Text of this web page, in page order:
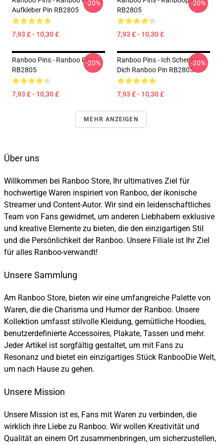
Aufkleber Pin RB2805
7,93 £ - 10,30 £
-20%
RB2805
7,93 £ - 10,30 £
-20%
Ranboo Pins - Ranboo Pin
RB2805
7,93 £ - 10,30 £
-20%
Ranboo Pins - Ich Schenke
Dich Ranboo Pin RB2805
7,93 £ - 10,30 £
-20%
MEHR ANZEIGEN
Über uns
Willkommen bei Ranboo Store, Ihr ultimatives Ziel für
hochwertige Waren inspiriert von Ranboo, der ikonische
Streamer und Content-Autor. Wir sind ein leidenschaftliches
Team von Fans gewidmet, um anderen Liebhabern exklusive
und kreative Elemente zu bieten, die den einzigartigen Stil
und die Persönlichkeit der Ranboo. Unsere Filiale ist Ihr Ziel
für alles Ranboo-verwandt!
Unsere Sammlung
Am Ranboo Store, bieten wir eine umfangreiche Palette von
Waren, die die Charisma und Humor der Ranboo. Unsere
Kollektion umfasst stilvolle Kleidung, gemütliche Hoodies,
benutzerdefinierte Accessoires, Plakate, Tassen und mehr.
Jeder Artikel ist sorgfältig gestaltet, um mit Fans zu
Resonanz und bietet ein einzigartiges Stück RanbooDie Welt,
um nach Hause zu gehen.
Unsere Mission
Unsere Mission ist es, Fans mit Waren zu verbinden, die
wirklich ihre Liebe zu Ranboo. Wir wollen Kreativität und
Qualität an einem Ort zusammenbringen, um sicherzustellen,